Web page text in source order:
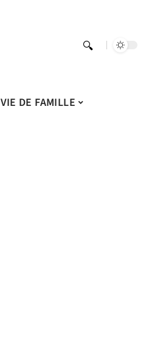
VIE DE FAMILLE